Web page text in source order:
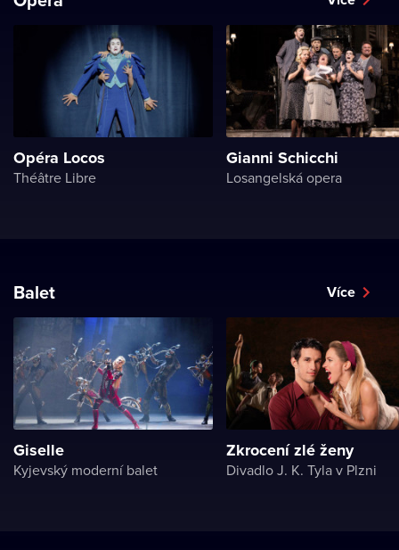
Opéra Locos
Théâtre Libre
Gianni Schicchi
Losangelská opera
Balet Více
Giselle
Kyjevský moderní balet
Zkrocení zlé ženy
Divadlo J. K. Tyla v Plzni